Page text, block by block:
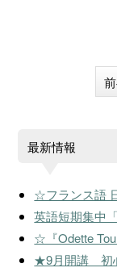
最新情報
☆フランス語
英語短期集中
☆『Odette
★9月開講 初